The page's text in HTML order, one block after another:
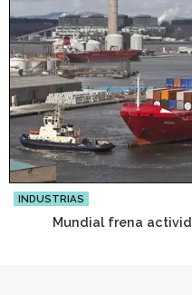
INDUSTRIAS
Mundial frena